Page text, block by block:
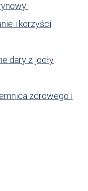
i korzyści
dary z jodły
zdrowego i